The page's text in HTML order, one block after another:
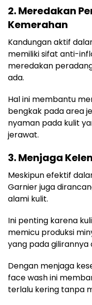
2. Meredakan
Kemerahan
Kandungan aktif
memiliki sifat anti-
meredakan
ada.
Hal ini membantu
bengkak pada area
nyaman pada kulit
jerawat.
3. Menjaga
Meskipun efektif
Garnier juga
alami kulit.
Ini penting karena
memicu produksi
yang pada
Dengan menjaga
face wash ini
terlalu kering tanpa